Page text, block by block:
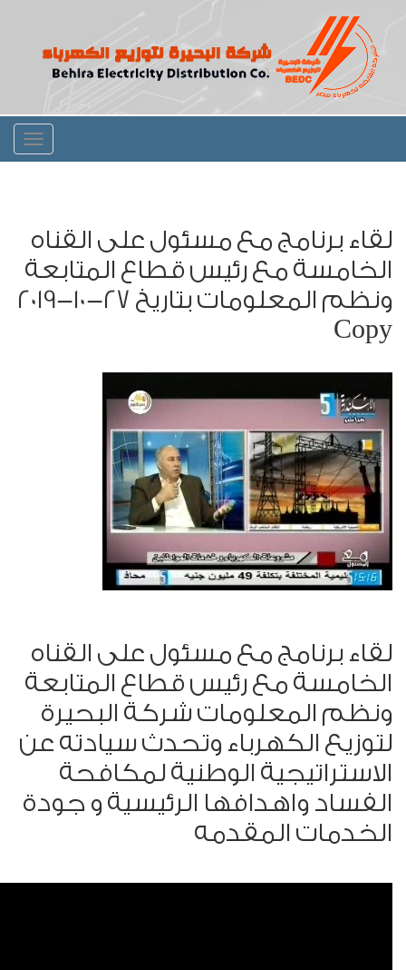
Toggle
لقاء برنامج مع مسئول على القناه
الخامسة مع رئيس قطاع المتابعة
ونظم المعلومات بتاريخ 27-10-2019
Copy
لقاء برنامج مع مسئول على القناه
الخامسة مع رئيس قطاع المتابعة
ونظم المعلومات شركة البحيرة
لتوزيع الكهرباء وتحدث سيادته عن
الاستراتيجية الوطنية لمكافحة
الفساد واهدافها الرئيسية و جودة
الخدمات المقدمه